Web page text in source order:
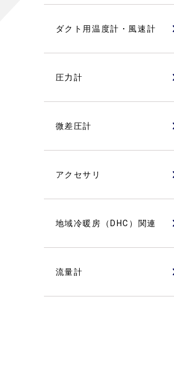
ダクト用温度計・風速計
圧力計
微差圧計
アクセサリ
地域冷暖房（DHC）関連
流量計